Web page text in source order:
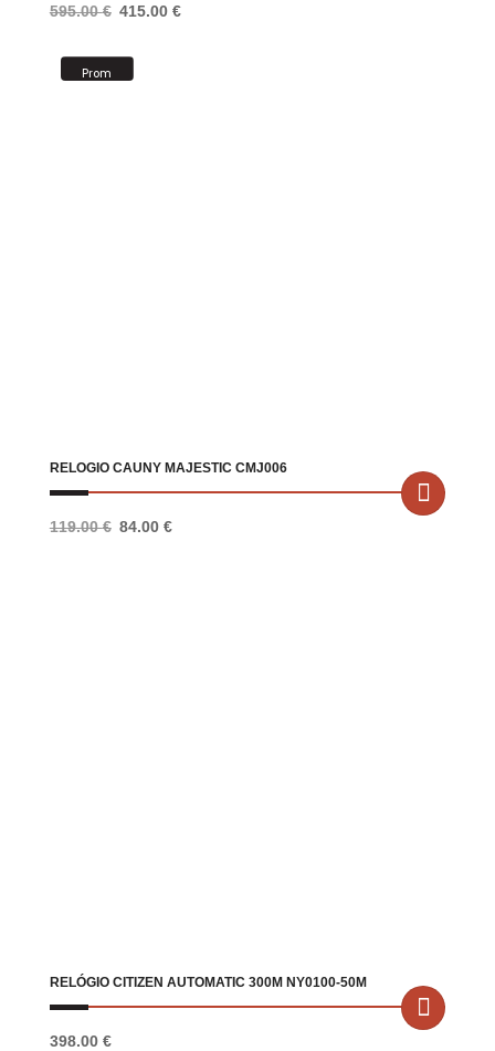
595.00€ O
original
era:
415.00 €
Prom
RELOGIO CAUNY MAJESTIC CMJ006
119.00€ O
84.00 €
RELÓGIO CITIZEN AUTOMATIC 300M NY0100-50M
398.00 €